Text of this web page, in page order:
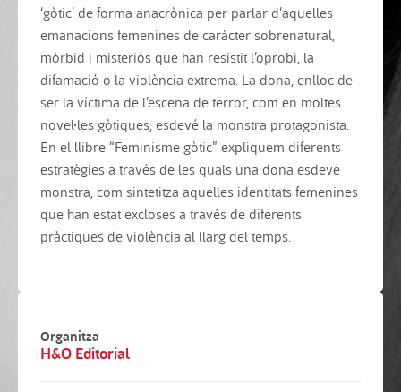
‘gòtic’ de forma anacrònica per parlar d’aquelles
emanacions femenines de caràcter sobrenatural,
mòrbid i misteriós que han resistit l’oprobi, la
difamació o la violència extrema. La dona, enlloc de
ser la víctima de l’escena de terror, com en moltes
novel·les gòtiques, esdevé la monstra protagonista.
En el llibre “Feminisme gòtic” expliquem diferents
estratègies a través de les quals una dona esdevé
monstra, com sintetitza aquelles identitats femenines
que han estat excloses a través de diferents
pràctiques de violència al llarg del temps.
Organitza
H&O Editorial